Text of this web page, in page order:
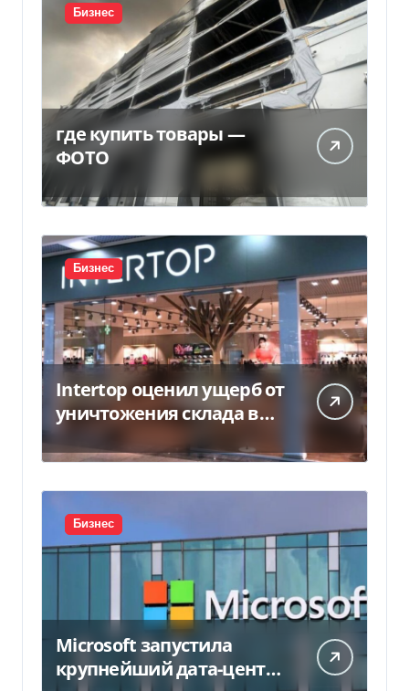
Бизнес
где купить товары —
ФОТО
Бизнес
Intertop оценил ущерб от
уничтожения склада в
450 млн грн
Бизнес
Microsoft запустила
крупнейший дата-центр